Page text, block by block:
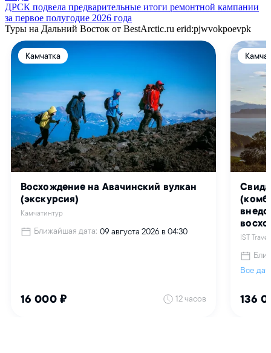
ДРСК подвела предварительные итоги ремонтной кампании
за первое полугодие 2026 года
Туры на Дальний Восток от BestArctic.ru erid:pjwvokpoevpk